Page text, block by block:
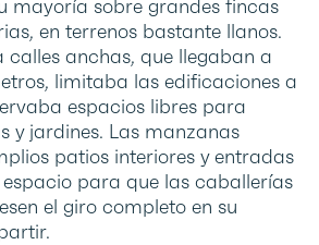
mayoría sobre grandes fincas
en terrenos bastante llanos.
calles anchas, que llegaban a
limitaba las edificaciones a
espacios libres para
y jardines. Las manzanas
patios interiores y entradas
para que las caballerías
el giro completo en su